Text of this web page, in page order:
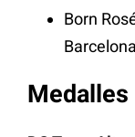
Born
Barcelona
Medalles